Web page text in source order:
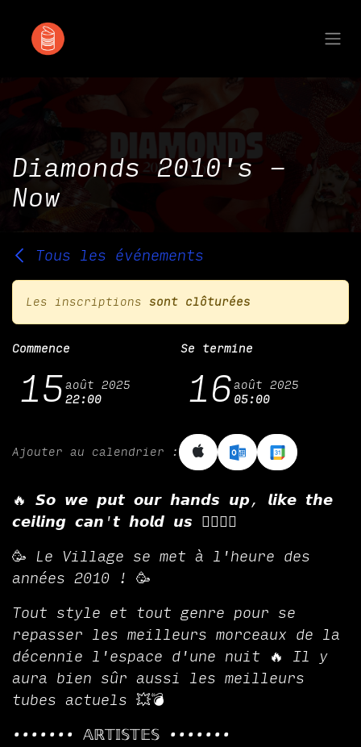
Diamonds 2010's -
Now
Tous les événements
Les inscriptions sont clôturées
Commence
15août 2025
22:00
Se termine
16août 2025
05:00
Ajouter au calendrier :
🔥 𝙎𝙤 𝙬𝙚 𝙥𝙪𝙩 𝙤𝙪𝙧 𝙝𝙖𝙣𝙙𝙨 𝙪𝙥, 𝙡𝙞𝙠𝙚 𝙩𝙝𝙚
𝙘𝙚𝙞𝙡𝙞𝙣𝙜 𝙘𝙖𝙣'𝙩 𝙝𝙤𝙡𝙙 𝙪𝙨 ✋🏻🤚🏻
🥳 Le Village se met à l'heure des
années 2010 ! 🥳
Tout style et tout genre pour se
repasser les meilleurs morceaux de la
décennie l'espace d'une nuit 🔥 Il y
aura bien sûr aussi les meilleurs
tubes actuels 💥💣
••••••• 𝔸ℝ𝕋𝕀𝕊𝕋𝔼𝕊 •••••••